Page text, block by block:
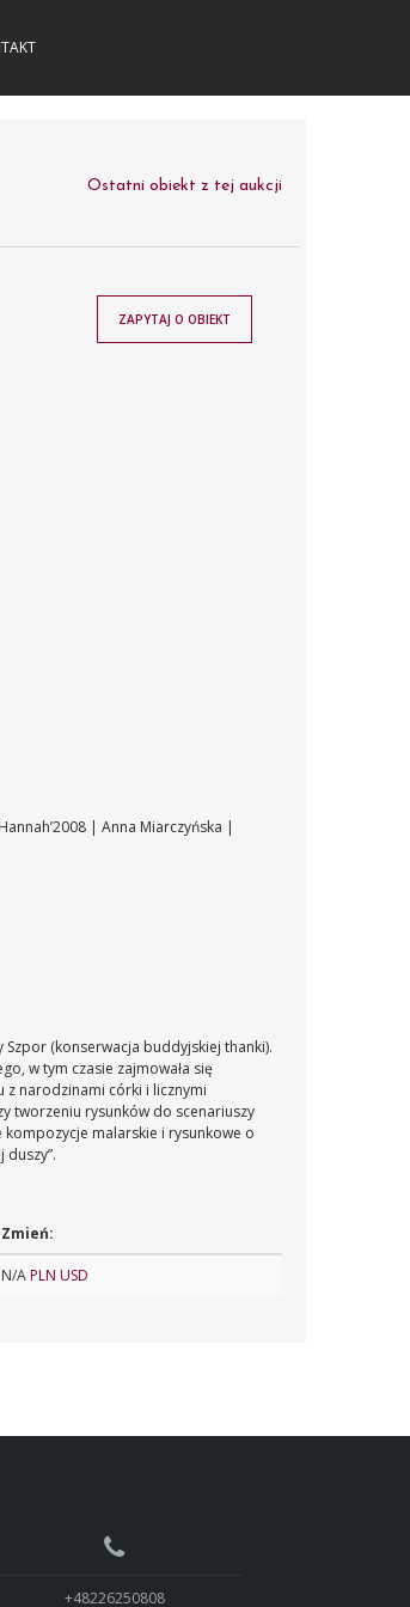
Ostatni obiekt z tej aukcji
ZAPYTAJ O OBIEKT
| Anna Miarczyńska |
Szpor (konserwacja buddyjskiej thanki).
w tym czasie zajmowała się
z narodzinami córki i licznymi
tworzeniu rysunków do scenariuszy
malarskie i rysunkowe o
Zmień:
N/APLN USD
+48226250808